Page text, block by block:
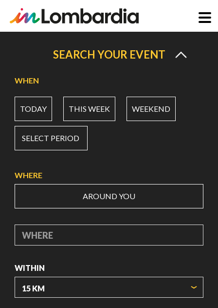
content
SEARCH YOUR EVENT
WHEN
TODAY THIS WEEK WEEKEND
SELECT PERIOD
WHERE
AROUND YOU
WHERE
WITHIN